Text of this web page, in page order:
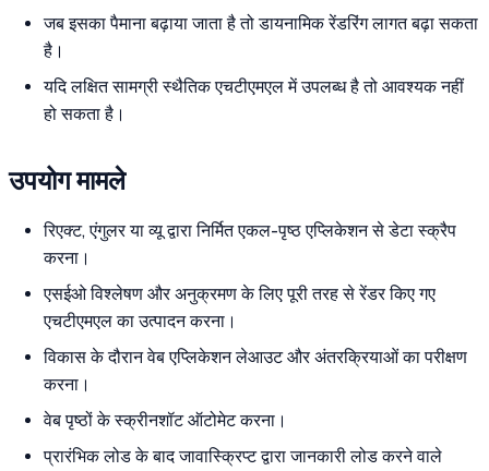
जब इसका पैमाना बढ़ाया जाता है तो डायनामिक रेंडरिंग लागत बढ़ा सकता
है।
यदि लक्षित सामग्री स्थैतिक एचटीएमएल में उपलब्ध है तो आवश्यक नहीं
हो सकता है।
उपयोग मामले
रिएक्ट, एंगुलर या व्यू द्वारा निर्मित एकल-पृष्ठ एप्लिकेशन से डेटा स्क्रैप
करना।
एसईओ विश्लेषण और अनुक्रमण के लिए पूरी तरह से रेंडर किए गए
एचटीएमएल का उत्पादन करना।
विकास के दौरान वेब एप्लिकेशन लेआउट और अंतरक्रियाओं का परीक्षण
करना।
वेब पृष्ठों के स्क्रीनशॉट ऑटोमेट करना।
प्रारंभिक लोड के बाद जावास्क्रिप्ट द्वारा जानकारी लोड करने वाले